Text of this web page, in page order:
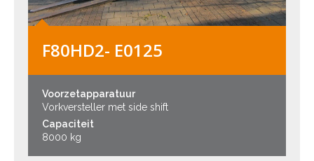
F80HD2- E0125
Voorzetapparatuur
Vorkversteller met side shift
Capaciteit
8000 kg